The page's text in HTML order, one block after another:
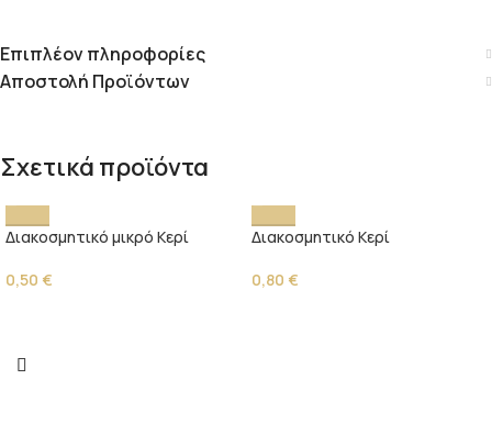
Επιπλέον πληροφορίες
Αποστολή Προϊόντων
Σχετικά προϊόντα
Διακοσμητικό μικρό Κερί
0,50 €
Διακοσμητικό Κερί
0,80 €